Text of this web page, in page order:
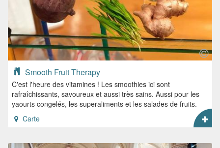
Smooth Fruit Therapy
C'est l'heure des vitamines ! Les smoothies ici sont
rafraîchissants, savoureux et aussi très sains. Aussi pour les
yaourts congelés, les superaliments et les salades de fruits.
Carte